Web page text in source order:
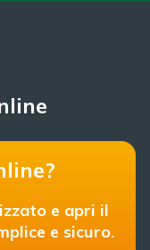
e apri il
e sicuro.